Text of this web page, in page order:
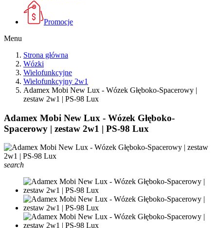
Promocje
Menu
Strona główna
Wózki
Wielofunkcyjne
Wielofunkcyjny 2w1
Adamex Mobi New Lux - Wózek Głęboko-Spacerowy |
zestaw 2w1 | PS-98 Lux
Adamex Mobi New Lux - Wózek Głęboko-
Spacerowy | zestaw 2w1 | PS-98 Lux
search